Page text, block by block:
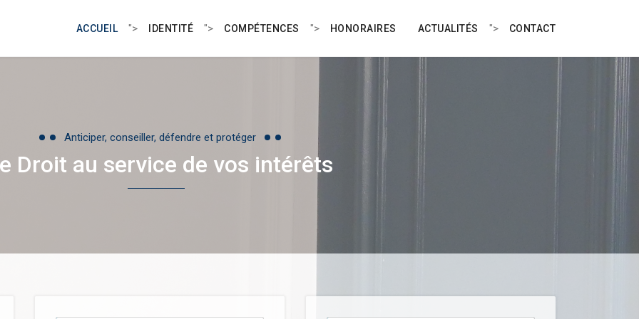
ACCUEIL "> IDENTITÉ "> COMPÉTENCES "> HONORAIRES ACTUALITÉS "> CONTACT
Anticiper, conseiller, défendre et protéger
Droit au service de vos intérêts